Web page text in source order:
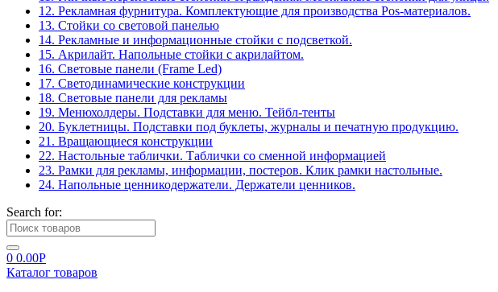
12. Рекламная фурнитура. Комплектующие для производства Pos-материалов.
13. Стойки со световой панелью
14. Рекламные и информационные стойки с подсветкой.
15. Акрилайт. Напольные стойки с акрилайтом.
16. Световые панели (Frame Led)
17. Светодинамические конструкции
18. Световые панели для рекламы
19. Менюхолдеры. Подставки для меню. Тейбл-тенты
20. Буклетницы. Подставки под буклеты, журналы и печатную продукцию.
21. Вращающиеся конструкции
22. Настольные таблички. Таблички со сменной информацией
23. Рамки для рекламы, информации, постеров. Клик рамки настольные.
24. Напольные ценникодержатели. Держатели ценников.
Search for:
0 0.00Р
Каталог товаров